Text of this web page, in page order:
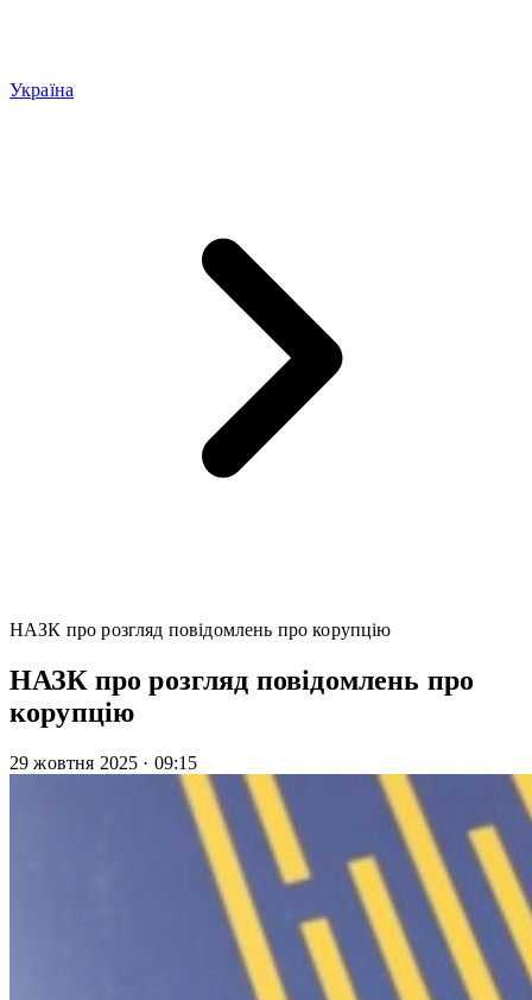
Україна
НАЗК про розгляд повідомлень про корупцію
НАЗК про розгляд повідомлень про
корупцію
29 жовтня 2025 · 09:15